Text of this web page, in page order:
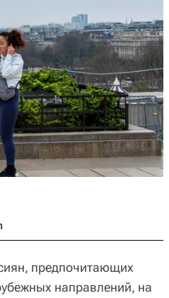
предпочитающих
направлений, на